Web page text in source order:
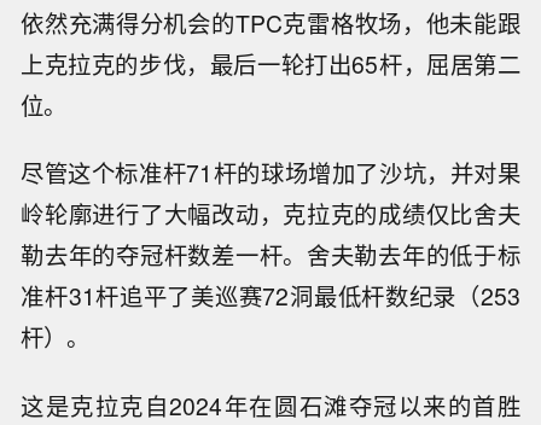
依然充满得分机会的TPC克雷格牧场，他未能跟
上克拉克的步伐，最后一轮打出65杆，屈居第二
位。
尽管这个标准杆71杆的球场增加了沙坑，并对果
岭轮廓进行了大幅改动，克拉克的成绩仅比舍夫
勒去年的夺冠杆数差一杆。舍夫勒去年的低于标
准杆31杆追平了美巡赛72洞最低杆数纪录（253
杆）。
这是克拉克自2024年在圆石滩夺冠以来的首胜